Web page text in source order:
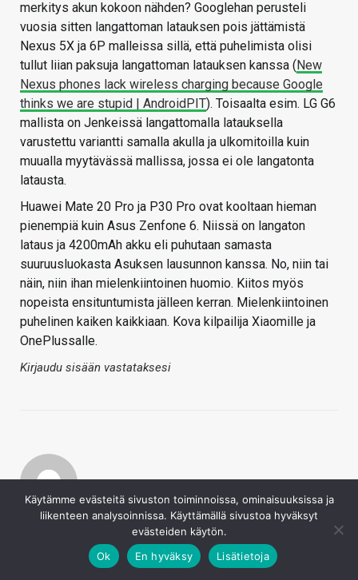
merkitys akun kokoon nähden? Googlehan perusteli
vuosia sitten langattoman latauksen pois jättämistä
Nexus 5X ja 6P malleissa sillä, että puhelimista olisi
tullut liian paksuja langattoman latauksen kanssa (New
Nexus phones lack wireless charging because Google
thinks we are stupid | AndroidPIT). Toisaalta esim. LG G6
mallista on Jenkeissä langattomalla latauksella
varustettu variantti samalla akulla ja ulkomitoilla kuin
muualla myytävässä mallissa, jossa ei ole langatonta
latausta.
Huawei Mate 20 Pro ja P30 Pro ovat kooltaan hieman
pienempiä kuin Asus Zenfone 6. Niissä on langaton
lataus ja 4200mAh akku eli puhutaan samasta
suuruusluokasta Asuksen lausunnon kanssa. No, niin tai
näin, niin ihan mielenkiintoinen huomio. Kiitos myös
nopeista ensituntumista jälleen kerran. Mielenkiintoinen
puhelinen kaiken kaikkiaan. Kova kilpailija Xiaomille ja
OnePlussalle.
Kirjaudu sisään vastataksesi
Lassivv
Onkos tässä puhdas androidi vai valmistajan itse
Käytämme evästeitä sivuston toiminnoissa, ominaisuuksissa ja
liikenteen analysoinnissa. Käyttämällä sivustoa hyväksyt
evästeiden käytön.
Ok
En hyväksy Lisätietoja